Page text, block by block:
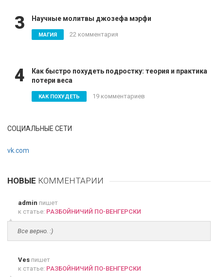
3 Научные молитвы джозефа мэрфи
МАГИЯ 22 комментария
4
Как быстро похудеть подростку: теория и практика
потери веса
КАК ПОХУДЕТЬ 19 комментариев
СОЦИАЛЬНЫЕ СЕТИ
vk.com
НОВЫЕ КОММЕНТАРИИ
admin пишет
к статье: РАЗБОЙНИЧИЙ ПО-ВЕНГЕРСКИ
Все верно. :)
Ves пишет
к статье: РАЗБОЙНИЧИЙ ПО-ВЕНГЕРСКИ